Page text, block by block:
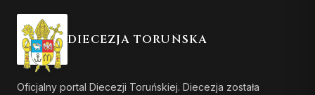
DIECEZJA TORUŃSKA
Oficjalny portal Diecezji Toruńskiej. Diecezja została